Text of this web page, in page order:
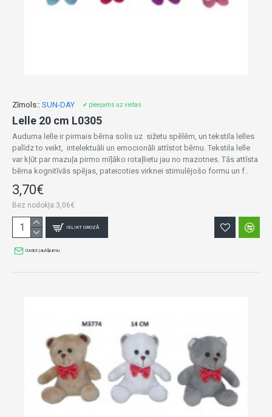
Zīmols:: SUN-DAY ✔ pieejams uz vietas
Lelle 20 cm L0305
Auduma lelle ir pirmais bērna solis uz sižetu spēlēm, un tekstila lelles
palīdz to veikt, intelektuāli un emocionāli attīstot bērnu. Tekstila lelle
var kļūt par mazuļa pirmo mīļāko rotaļlietu jau no mazotnes. Tās attīsta
bērna kognitīvās spējas, pateicoties virknei stimulējošo formu un f..
3,70€
Bez nodokļa:3,06€
IELIKT GROZĀ
Uzdot jautājumu